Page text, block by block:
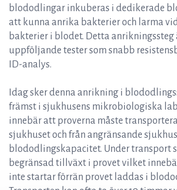
blododlingar inkuberas i dedikerade
att kunna anrika bakterier och larma
bakterier i blodet. Detta anrikningssteg
uppföljande tester som snabb
ID-analys.
Idag sker denna anrikning i
främst i sjukhusens mikrobiologiska
innebär att proverna måste
sjukhuset och från angränsande
blododlingskapacitet. Under transport
begränsad tillväxt i provet vilket
inte startar förrän provet laddas i